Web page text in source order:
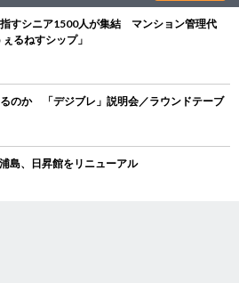
指すシニア1500人が集結 マンション管理代
るねすシップ」
のか 「デジブレ」説明会／ラウンドテーブ
島、日昇館をリニューアル